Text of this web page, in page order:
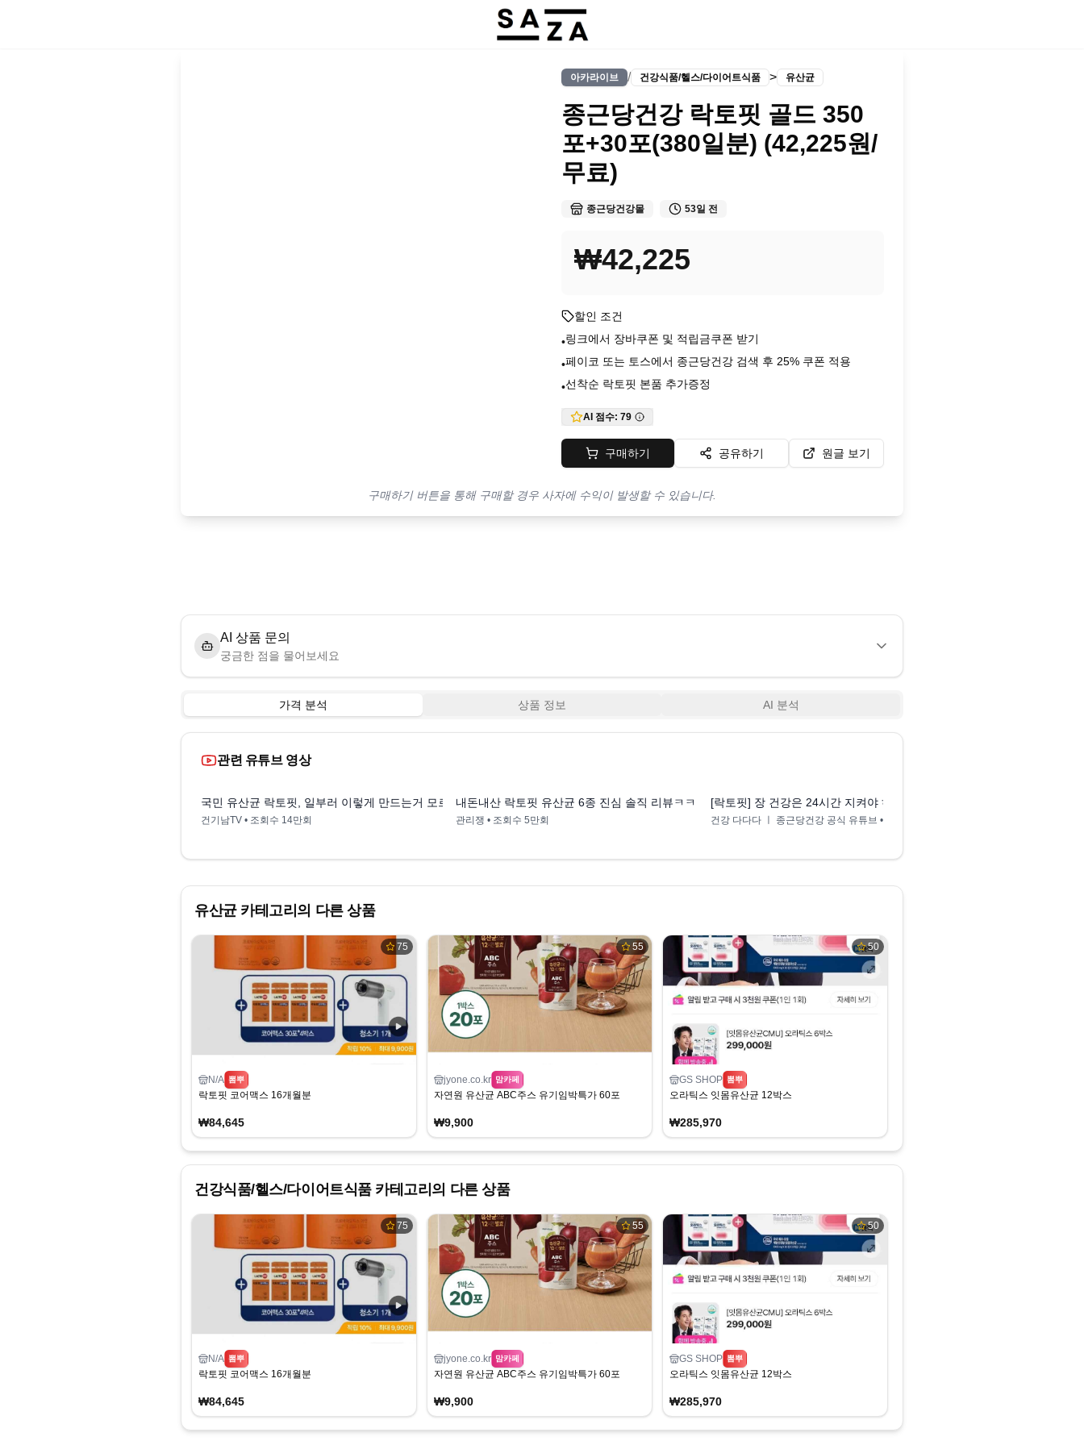
아카라이브 / 건강식품/헬스/다이어트식품 > 유산균
종근당건강 락토핏 골드 350
포+30포(380일분) (42,225원/
무료)
종근당건강몰 53일 전
₩42,225
할인 조건
•링크에서 장바쿠폰 및 적립금쿠폰 받기
•페이코 또는 토스에서 종근당건강 검색 후 25% 쿠폰 적용
•선착순 락토핏 본품 추가증정
AI 점수: 79
구매하기 공유하기 원글 보기
구매하기 버튼을 통해 구매할 경우 사자에 수익이 발생할 수 있습니다.
AI 상품 문의
궁금한 점을 물어보세요
가격 분석 상품 정보 AI 분석
관련 유튜브 영상
국민 유산균 락토핏, 일부러 이렇게 만드는거 모르셨죠?
건기남TV • 조회수 14만회
내돈내산 락토핏 유산균 6종 진심 솔직 리뷰ㅋㅋ 정착할 유산균과 다신 안먹을 유산균 (생유산균골드, 생유산균코어, 생유산
관리쟁 • 조회수 5만회
[락토핏] 장 건강은 24시간 지켜야 하니까, 지금은 락토핏 타임!
건강 다다다 ㅣ 종근당건강 공식 유튜브 • 조회수
유산균카테고리의 다른 상품
75
N/A 뽐뿌
락토핏 코어맥스 16개월분
₩84,645
55
jyone.co.kr 맘카페
자연원 유산균 ABC주스 유기임박특가 60포
₩9,900
50
GS SHOP 뽐뿌
오라틱스 잇몸유산균 12박스
₩285,970
건강식품/헬스/다이어트식품카테고리의 다른 상품
75
N/A 뽐뿌
락토핏 코어맥스 16개월분
₩84,645
55
jyone.co.kr 맘카페
자연원 유산균 ABC주스 유기임박특가 60포
₩9,900
50
GS SHOP 뽐뿌
오라틱스 잇몸유산균 12박스
₩285,970